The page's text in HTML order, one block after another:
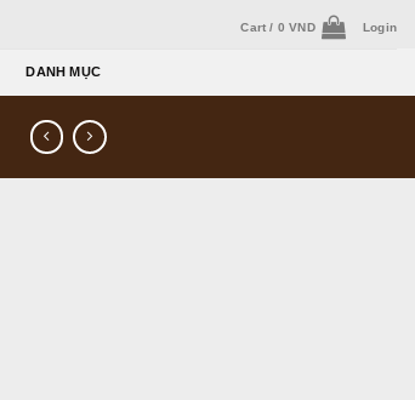
Cart / 0VND Login
DANH MỤC